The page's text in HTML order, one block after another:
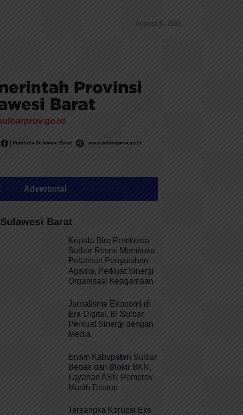
August 6, 2026
Advertorial
Sulawesi Barat
Kepala Biro Pemkesra
Sulbar Resmi Membuka
Pelatihan Penyuluhan
Agama, Perkuat Sinergi
Organisasi Keagamaan
Jurnalisme Ekonomi di
Era Digital, BI Sulbar
Perkuat Sinergi dengan
Media
Enam Kabupaten Sulbar
Bebas dari Blokir BKN,
Layanan ASN Pemprov
Masih Ditutup
Tersangka Korupsi Eks